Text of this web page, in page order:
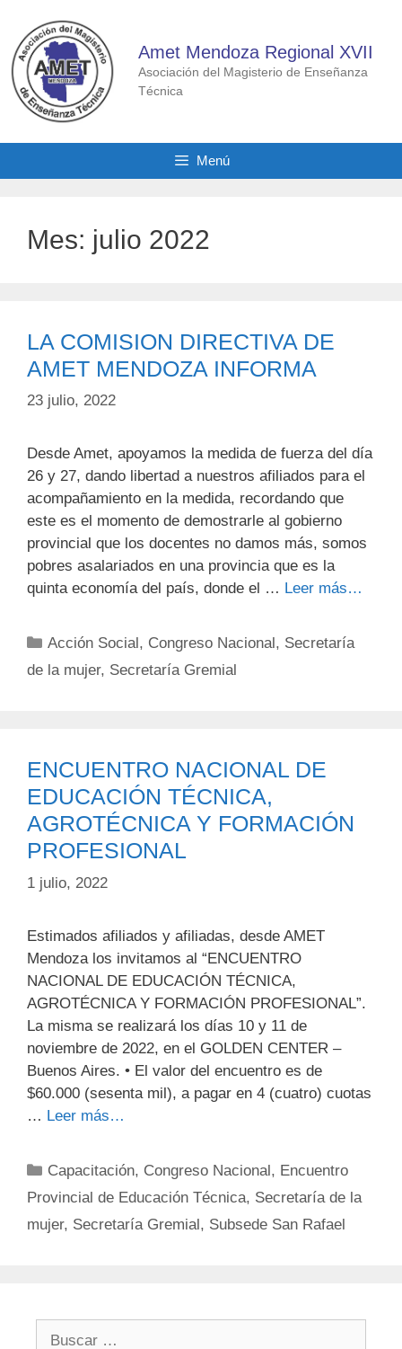
contenido
Amet Mendoza Regional XVII
Asociación del Magisterio de Enseñanza
Técnica
Menú
Mes: julio 2022
LA COMISION DIRECTIVA DE
AMET MENDOZA INFORMA
23 julio, 2022
Desde Amet, apoyamos la medida de fuerza del día
26 y 27, dando libertad a nuestros afiliados para el
acompañamiento en la medida, recordando que
este es el momento de demostrarle al gobierno
provincial que los docentes no damos más, somos
pobres asalariados en una provincia que es la
quinta economía del país, donde el … Leer más…
Categorías
Acción Social , Congreso Nacional , Secretaría
de la mujer, Secretaría Gremial
ENCUENTRO NACIONAL DE
EDUCACIÓN TÉCNICA,
AGROTÉCNICA Y FORMACIÓN
PROFESIONAL
1 julio, 2022
Estimados afiliados y afiliadas, desde AMET
Mendoza los invitamos al “ENCUENTRO
NACIONAL DE EDUCACIÓN TÉCNICA,
AGROTÉCNICA Y FORMACIÓN PROFESIONAL”.
La misma se realizará los días 10 y 11 de
noviembre de 2022, en el GOLDEN CENTER –
Buenos Aires. • El valor del encuentro es de
$60.000 (sesenta mil), a pagar en 4 (cuatro) cuotas
… Leer más…
Categorías
Capacitación, Congreso Nacional, Encuentro
Provincial de Educación Técnica, Secretaría de la
mujer, Secretaría Gremial, Subsede San Rafael